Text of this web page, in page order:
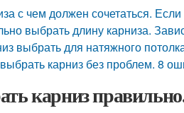
с чем должен сочетаться.
выбрать длину карниза.
выбрать для натяжного
карниз без проблем. 8
карниз